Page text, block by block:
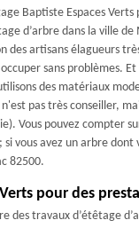
Baptiste Espaces
d’arbre dans la ville
des artisans élagueurs
occuper sans problèmes.
des matériaux
pas très conseiller,
Vous pouvez compter
si vous avez un arbre dont
82500.
pour des
des travaux d’étêtage